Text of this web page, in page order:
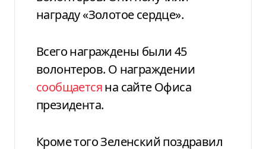
награду «Золотое сердце».
Всего награждены были 45
волонтеров. О награждении
сообщаетсяна сайте Офиса
президента.
Кроме того Зеленский поздравил